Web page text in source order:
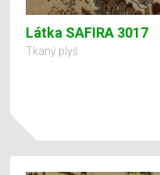
Látka SAFIRA 3017
Tkaný plyš